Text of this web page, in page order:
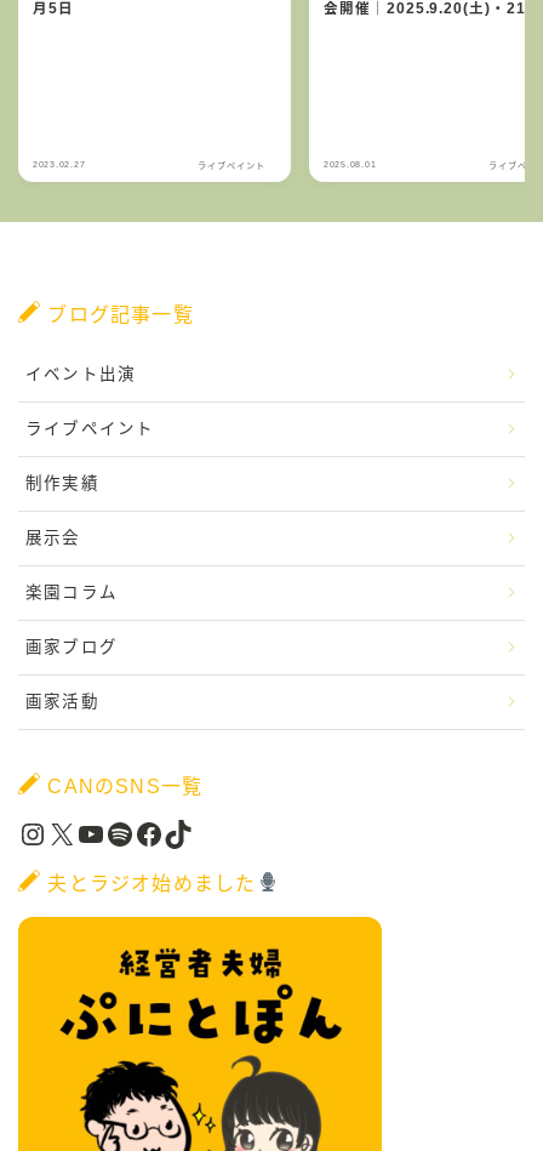
月5日
2023.02.27 ライブペイント
会開催｜2025.9.20(土)・21(
2025.08.01 ライブペイ
ブログ記事一覧
イベント出演
ライブペイント
制作実績
展示会
楽園コラム
画家ブログ
画家活動
CANのSNS一覧
Instagram X YouTube Spotify Facebook TikTok
夫とラジオ始めました